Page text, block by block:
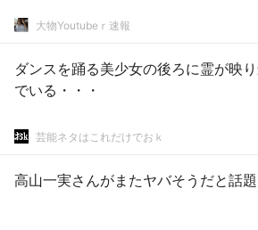
大物Youtubeｒ速報
ダンスを踊る美少女の後ろに霊が映
でいる・・・
芸能ネタはこれだけでおｋ
高山一実さんがまたヤバそうだと話題